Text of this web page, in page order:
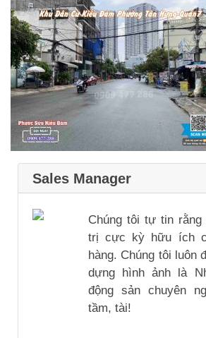
Sales Manager
Chúng tôi tự tin
trị cực kỳ hữu ích
hàng. Chúng tôi luôn
dựng hình ảnh là
động sản chuyên
tầm, tài!